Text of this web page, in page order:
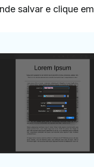
salvar e clique em